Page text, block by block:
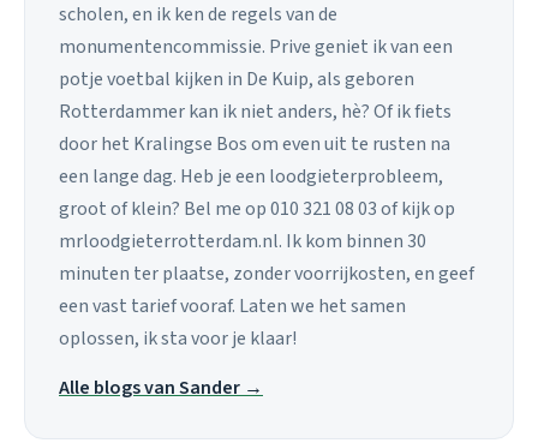
scholen, en ik ken de regels van de
monumentencommissie. Prive geniet ik van een
potje voetbal kijken in De Kuip, als geboren
Rotterdammer kan ik niet anders, hè? Of ik fiets
door het Kralingse Bos om even uit te rusten na
een lange dag. Heb je een loodgieterprobleem,
groot of klein? Bel me op 010 321 08 03 of kijk op
mrloodgieterrotterdam.nl. Ik kom binnen 30
minuten ter plaatse, zonder voorrijkosten, en geef
een vast tarief vooraf. Laten we het samen
oplossen, ik sta voor je klaar!
Alle blogs van Sander →